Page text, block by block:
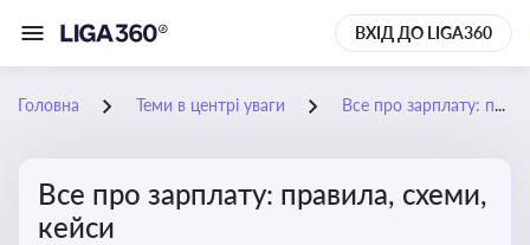
ВХІД ДО LIGA360
Головна Теми в центрі уваги Все про зарплату: правила, схеми, кейси
Все про зарплату: правила, схеми,
кейси